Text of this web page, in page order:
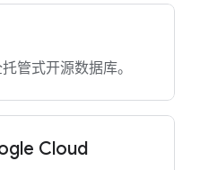
管式开源数据库。
Cloud